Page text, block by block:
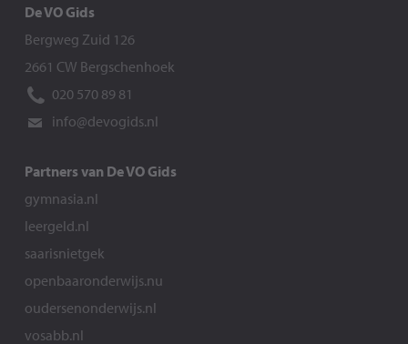
De VO Gids
Bergweg Zuid 126
2661 CW Bergschenhoek
020 570 89 81
info@devogids.nl
Partners van De VO Gids
gymnasia.nl
leergeld.nl
saarisnietgek
openbaaronderwijs.nu
oudersenonderwijs.nl
vosabb.nl